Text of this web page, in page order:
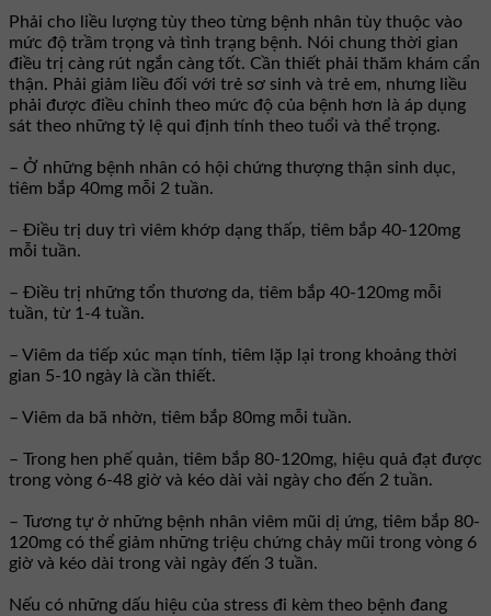
Phải cho liều lượng tùy theo từng bệnh nhân tùy thuộc vào
mức độ trầm trọng và tình trạng bệnh. Nói chung thời gian
điều trị càng rút ngắn càng tốt. Cần thiết phải thăm khám cẩn
thận. Phải giảm liều đối với trẻ sơ sinh và trẻ em, nhưng liều
phải được điều chỉnh theo mức độ của bệnh hơn là áp dụng
sát theo những tỷ lệ qui định tính theo tuổi và thể trọng.
– Ở những bệnh nhân có hội chứng thượng thận sinh dục,
tiêm bắp 40mg mỗi 2 tuần.
– Ðiều trị duy trì viêm khớp dạng thấp, tiêm bắp 40-120mg
mỗi tuần.
– Ðiều trị những tổn thương da, tiêm bắp 40-120mg mỗi
tuần, từ 1-4 tuần.
– Viêm da tiếp xúc mạn tính, tiêm lặp lại trong khoảng thời
gian 5-10 ngày là cần thiết.
– Viêm da bã nhờn, tiêm bắp 80mg mỗi tuần.
– Trong hen phế quản, tiêm bắp 80-120mg, hiệu quả đạt được
trong vòng 6-48 giờ và kéo dài vài ngày cho đến 2 tuần.
– Tương tự ở những bệnh nhân viêm mũi dị ứng, tiêm bắp 80-
120mg có thể giảm những triệu chứng chảy mũi trong vòng 6
giờ và kéo dài trong vài ngày đến 3 tuần.
Nếu có những dấu hiệu của stress đi kèm theo bệnh đang